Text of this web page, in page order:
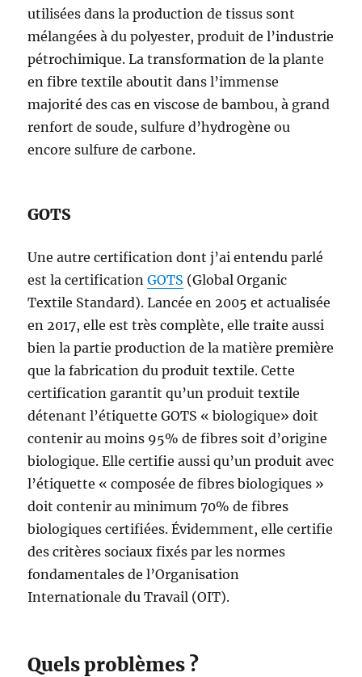
utilisées dans la production de tissus sont
mélangées à du polyester, produit de l’industrie
pétrochimique. La transformation de la plante
en fibre textile aboutit dans l’immense
majorité des cas en viscose de bambou, à grand
renfort de soude, sulfure d’hydrogène ou
encore sulfure de carbone.
GOTS
Une autre certification dont j’ai entendu parlé
est la certificationGOTS (Global Organic
Textile Standard). Lancée en 2005 et actualisée
en 2017, elle est très complète, elle traite aussi
bien la partie production de la matière première
que la fabrication du produit textile. Cette
certification garantit qu’un produit textile
détenant l’étiquette GOTS « biologique» doit
contenir au moins 95% de fibres soit d’origine
biologique. Elle certifie aussi qu’un produit avec
l’étiquette « composée de fibres biologiques »
doit contenir au minimum 70% de fibres
biologiques certifiées. Évidemment, elle certifie
des critères sociaux fixés par les normes
fondamentales de l’Organisation
Internationale du Travail (OIT).
Quels problèmes ?